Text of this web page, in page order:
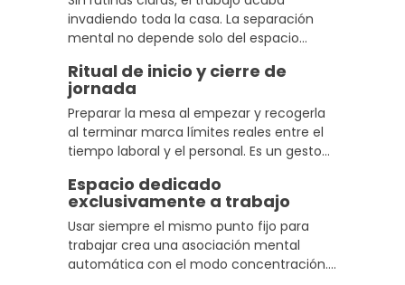
invadiendo toda la casa. La separación
mental no depende solo del espacio
dónde empieza y dónde termina la
jornada.
Ritual de inicio y cierre de
jornada
Preparar la mesa al empezar y recogerla
al terminar marca límites reales entre el
tiempo laboral y el personal. Es un gesto
siendo más poderoso de lo que parece.
Espacio dedicado
exclusivamente a trabajo
Usar siempre el mismo punto fijo para
trabajar crea una asociación mental
automática con el modo concentración.